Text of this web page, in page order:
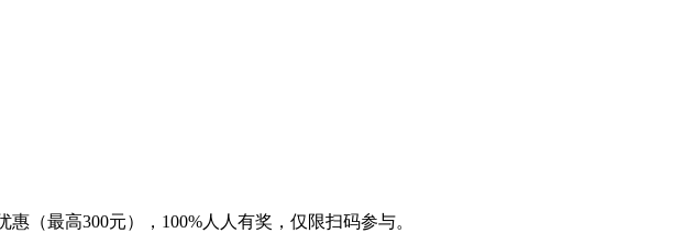
（最高300元），100%人人有奖，仅限扫码参与。